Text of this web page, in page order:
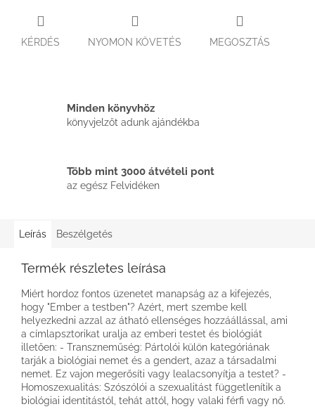
KÉRDÉS NYOMON KÖVETÉS MEGOSZTÁS
Minden könyvhöz
könyvjelzőt adunk ajándékba
Több mint 3000 átvételi pont
az egész Felvidéken
Leírás Beszélgetés
Termék részletes leírása
Miért hordoz fontos üzenetet manapság az a kifejezés,
hogy "Ember a testben"? Azért, mert szembe kell
helyezkedni azzal az átható ellenséges hozzáállással, ami
a címlapsztorikat uralja az emberi testet és biológiát
illetően: - Transzneműség: Pártolói külön kategóriának
tarják a biológiai nemet és a gendert, azaz a társadalmi
nemet. Ez vajon megerősíti vagy lealacsonyítja a testet? -
Homoszexualitás: Szószólói a szexualitást függetlenítik a
biológiai identitástól, tehát attól, hogy valaki férfi vagy nő.